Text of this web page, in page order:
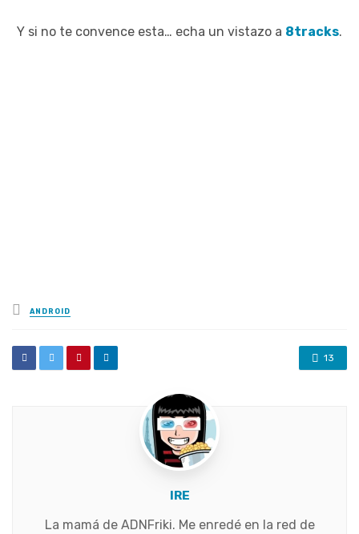
Y si no te convence esta… echa un vistazo a 8tracks.
Posted
in
ANDROID
13
IRE
La mamá de ADNFriki. Me enredé en la red de